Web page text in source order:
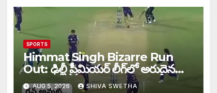
SPORTS
Himmat Singh Bizarre Run
Out: ఢిల్లీ ప్రీమియర్ లీగ్‌లో అరుదైన
రనౌట్ ఘటన వైరల్.
AUG 5, 2026 SHIVA SWETHA